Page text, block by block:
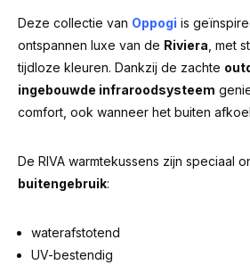
Deze collectie van Oppogi is
ontspannen luxe van de Riviera , met
tijdloze kleuren. Dankzij de zachte
ingebouwde infraroodsysteem
comfort, ook wanneer het buiten
De RIVA warmtekussens zijn speciaal
buitengebruik:
waterafstotend
UV-bestendig